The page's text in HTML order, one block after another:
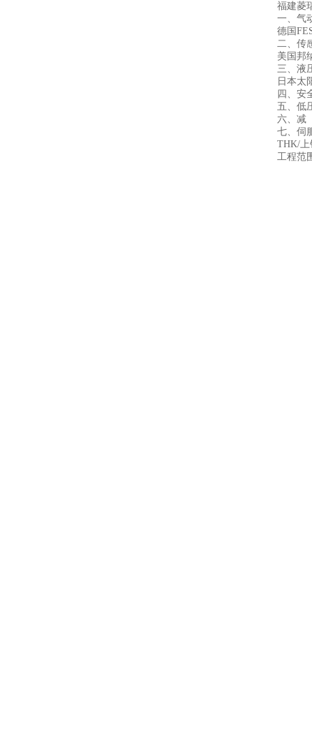
福建菱
一、气
德国
二、传
美国邦
三、液
日本太
四、安
五、低
六、减
七、伺
THK/上
工程范